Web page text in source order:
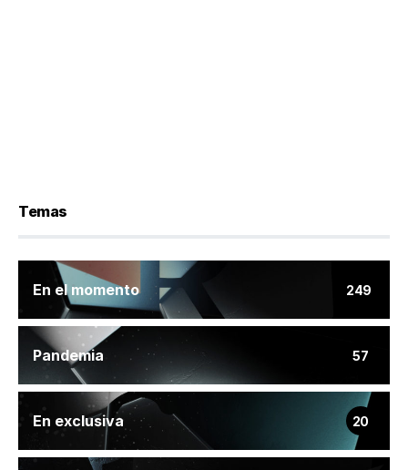
Temas
En el momento 249
Pandemia 57
En exclusiva 20